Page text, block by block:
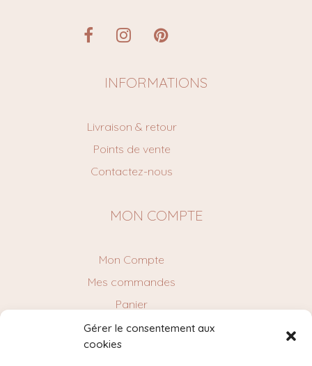
Gérer le consentement aux
cookies
INFORMATIONS
Livraison & retour
Points de vente
Contactez-nous
MON COMPTE
Mon Compte
Mes commandes
Panier
NEWSLETTER